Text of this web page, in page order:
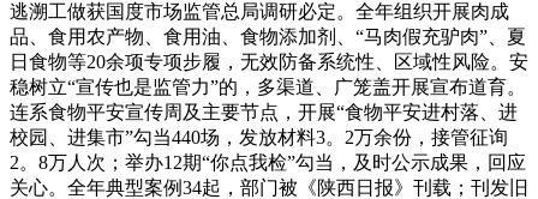
逃溯工做获国度市场监管总局调研必定。全年组织开展肉成
品、食用农产物、食用油、食物添加剂、“马肉假充驴肉”、夏
日食物等20余项专项步履，无效防备系统性、区域性风险。安
稳树立“宣传也是监管力”的，多渠道、广笼盖开展宣布道育。
连系食物平安宣传周及主要节点，开展“食物平安进村落、进
校园、进集市”勾当440场，发放材料3。2万余份，接管征询
2。8万人次；举办12期“你点我检”勾当，及时公示成果，回应
关心。全年典型案例34起，部门被《陕西日报》刊载；刊发旧